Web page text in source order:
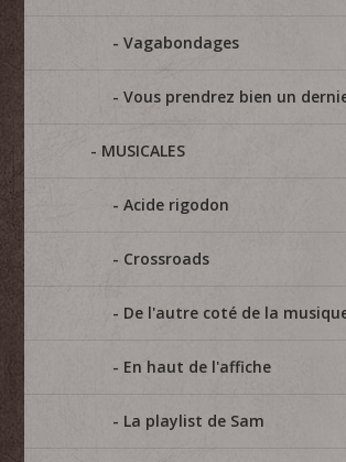
Vagabondages
Vous prendrez bien un
MUSICALES
Acide rigodon
Crossroads
De l'autre coté de la
En haut de l'affiche
La playlist de Sam